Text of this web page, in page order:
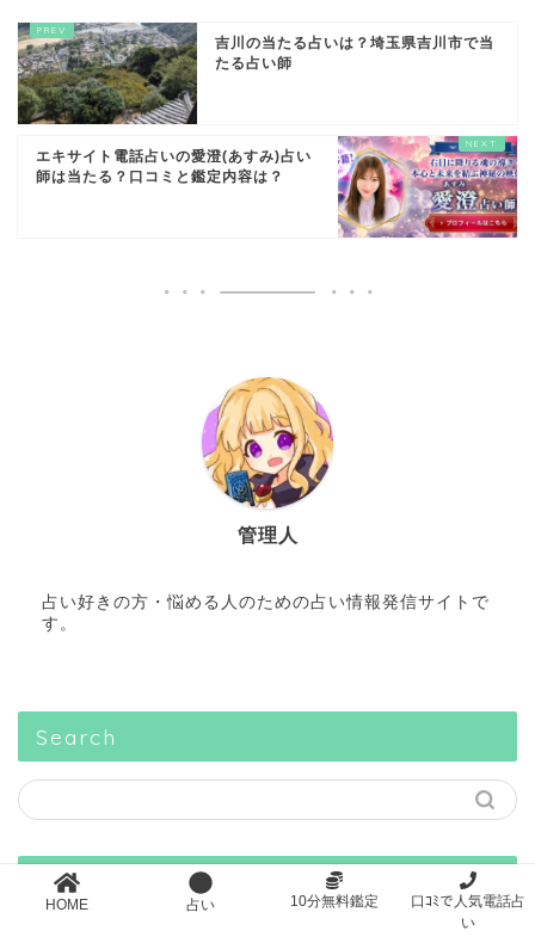
吉川の当たる占いは？埼玉県吉川市で当
たる占い師
エキサイト電話占いの愛澄(あすみ)占い
師は当たる？口コミと鑑定内容は？
管理人
占い好きの方・悩める人のための占い情報発信サイトで
す。
Search
スポンサーリンク
HOME 占い 10分無料鑑定
口ｺﾐで人気電話占
い